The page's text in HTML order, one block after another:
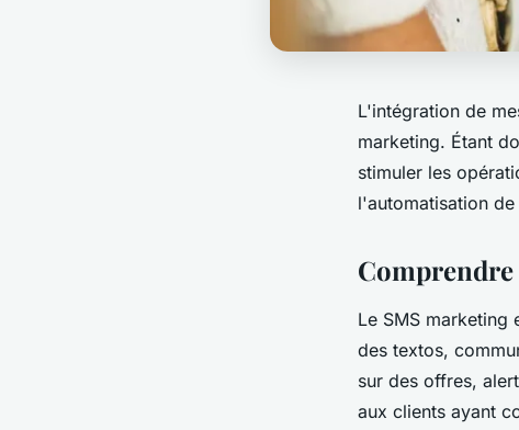
L'intégration de
marketing. Étant
stimuler les
l'automatisation
Comprendre
Le SMS
des textos,
sur des offres,
aux clients ayant